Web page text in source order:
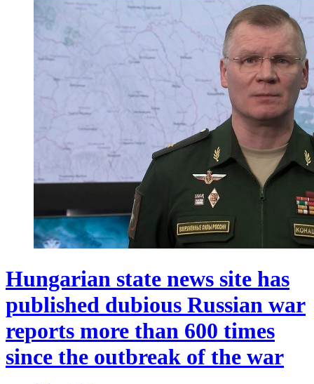
Hungarian state news site has
published dubious Russian war
reports more than 600 times
since the outbreak of the war